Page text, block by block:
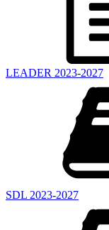
LEADER 2023-2027
SDL 2023-2027